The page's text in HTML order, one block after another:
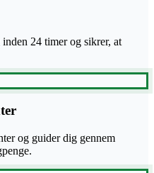
24 timer og sikrer, at
og guider dig gennem